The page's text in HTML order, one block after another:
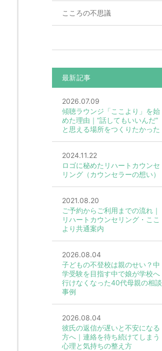
こころの不思議
最新記事
2026.07.09
傾聴ラウンジ「ここより」を始
めた理由｜“話してもいいんだ”
と思える場所をつくりたかった
2024.11.22
ロゴに秘めたリハートカウンセ
リング（カウンセラーの想い）
2021.08.20
ご予約からご利用までの流れ｜
リハートカウンセリング・ここ
より共通案内
2026.08.04
子どもの不登校は親のせい？中
学受験を目指す中で娘が学校へ
行けなくなった40代母親の相談
事例
2026.08.04
彼氏の返信が遅いと不安になる
方へ｜連絡を待ち続けてしまう
心理と気持ちの整え方